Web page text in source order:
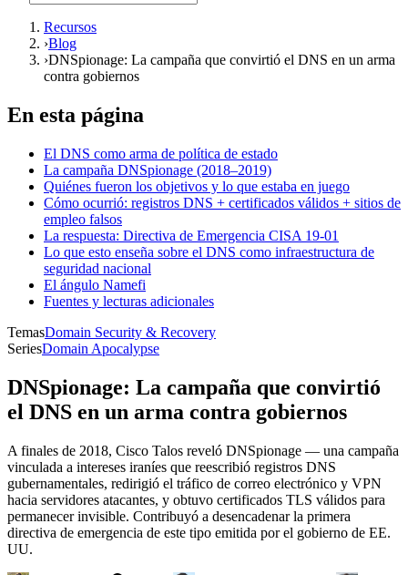
Recursos
›Blog
›DNSpionage: La campaña que convirtió el DNS en un arma
contra gobiernos
En esta página
El DNS como arma de política de estado
La campaña DNSpionage (2018–2019)
Quiénes fueron los objetivos y lo que estaba en juego
Cómo ocurrió: registros DNS + certificados válidos + sitios de
empleo falsos
La respuesta: Directiva de Emergencia CISA 19-01
Lo que esto enseña sobre el DNS como infraestructura de
seguridad nacional
El ángulo Namefi
Fuentes y lecturas adicionales
TemasDomain Security & Recovery
SeriesDomain Apocalypse
DNSpionage: La campaña que convirtió
el DNS en un arma contra gobiernos
A finales de 2018, Cisco Talos reveló DNSpionage — una campaña
vinculada a intereses iraníes que reescribió registros DNS
gubernamentales, redirigió el tráfico de correo electrónico y VPN
hacia servidores atacantes, y obtuvo certificados TLS válidos para
permanecer invisible. Contribuyó a desencadenar la primera
directiva de emergencia de este tipo emitida por el gobierno de EE.
UU.